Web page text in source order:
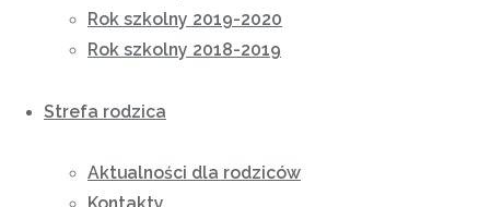
Rok szkolny 2019-2020
Rok szkolny 2018-2019
Strefa rodzica
Aktualności dla rodziców